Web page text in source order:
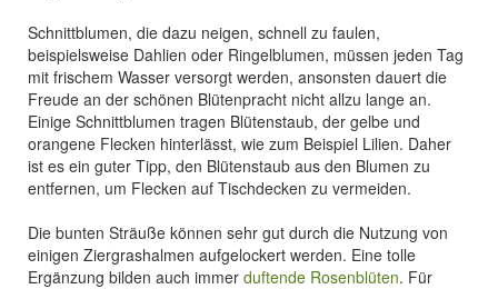
Schnittblumen, die dazu neigen, schnell zu faulen,
beispielsweise Dahlien oder Ringelblumen, müssen jeden Tag
mit frischem Wasser versorgt werden, ansonsten dauert die
Freude an der schönen Blütenpracht nicht allzu lange an.
Einige Schnittblumen tragen Blütenstaub, der gelbe und
orangene Flecken hinterlässt, wie zum Beispiel Lilien. Daher
ist es ein guter Tipp, den Blütenstaub aus den Blumen zu
entfernen, um Flecken auf Tischdecken zu vermeiden.
Die bunten Sträuße können sehr gut durch die Nutzung von
einigen Ziergrashalmen aufgelockert werden. Eine tolle
Ergänzung bilden auch immer duftende Rosenblüten. Für